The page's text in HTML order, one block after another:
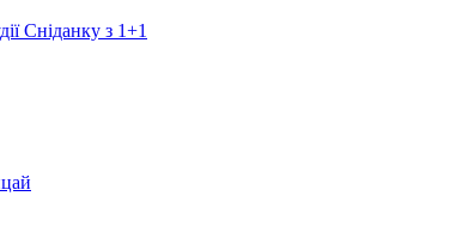
Сніданку з 1+1